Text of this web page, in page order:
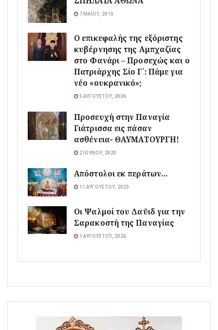
7 ΜΑΪ́ΟΥ, 2010
Ο επικεφαλής της εξόριστης
κυβέρνησης της Αμπχαζίας
στο Φανάρι – Προσεχώς και ο
Πατριάρχης Σίο Γ΄: Πάμε για
νέο «ουκρανικό»;
5 ΑΥΓΟΎΣΤΟΥ, 2026
Προσευχή στην Παναγία
Γιάτρισσα εις πάσαν
ασθένεια- ΘΑΥΜΑΤΟΥΡΓΗ!
2 ΙΟΥΛΊΟΥ, 2020
Απόστολοι εκ περάτων…
11 ΑΥΓΟΎΣΤΟΥ, 2023
Οι Ψαλμοί του Δαϋιδ για την
Σαρακοστή της Παναγίας
1 ΑΥΓΟΎΣΤΟΥ, 2026